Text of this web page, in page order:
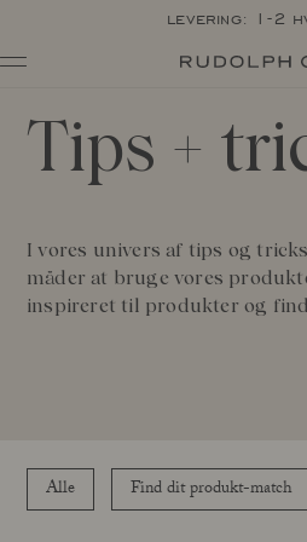
gave: valgfri shampoo når
Shop alle
Shop efter kategori
The Icon: Açai Facial Oil
Bestsellers
Online Exclusive
Rutiner
Alle
Find dit produkt-match
SPF i din rutine
Interviews
Events
Om Rudolph Care
Vores historie
Vidunderbærret açai
Amazonas
Rapporter
Tips +
I vores univers af tips og
måder at bruge vores
inspireret til produkter og
Alle Find dit produkt-match